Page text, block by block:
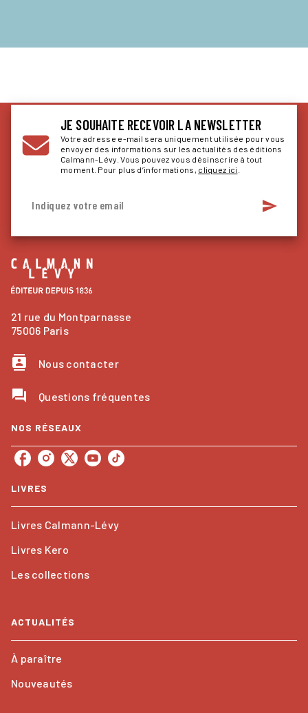
JE SOUHAITE RECEVOIR LA NEWSLETTER
Votre adresse e-mail sera uniquement utilisée pour vous
envoyer des informations sur les actualités des éditions
Calmann-Lévy. Vous pouvez vous désinscrire à tout
moment. Pour plus d’informations, cliquez ici
Indiquez votre email send
21 rue du Montparnasse
75006 Paris
contacts Nous contacter
question_answer Questions fréquentes
NOS RÉSEAUX
LIVRES
Livres Calmann-Lévy
Livres Kero
Les collections
ACTUALITÉS
À paraître
Nouveautés